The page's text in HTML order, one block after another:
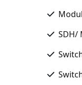
SDH/